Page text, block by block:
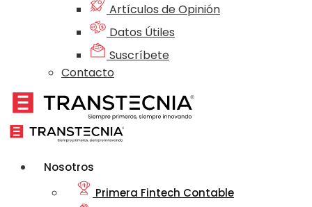
Artículos de Opinión
Datos Útiles
Suscríbete
Contacto
Nosotros
Primera Fintech Contable